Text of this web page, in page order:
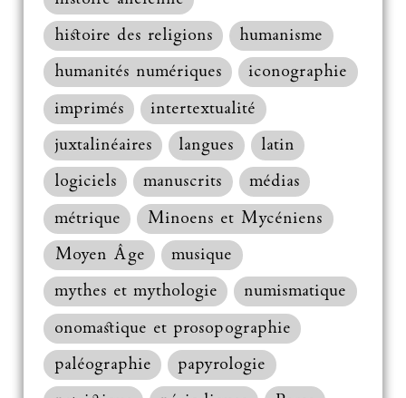
histoire des religions
humanisme
humanités numériques
iconographie
imprimés
intertextualité
juxtalinéaires
langues
latin
logiciels
manuscrits
médias
métrique
Minoens et Mycéniens
Moyen Âge
musique
mythes et mythologie
numismatique
onomastique et prosopographie
paléographie
papyrologie